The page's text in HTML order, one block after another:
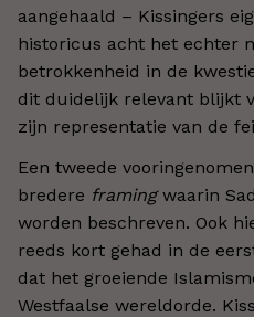
aangehaald – Kissingers
historicus acht het echter
betrokkenheid in de
dit duidelijk relevant blijkt
zijn representatie van de
Een tweede
bredere framingwaarin
worden beschreven. Ook
reeds kort gehad in de
dat het groeiende
Westfaalse wereldorde.